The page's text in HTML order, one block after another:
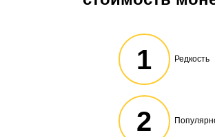
1 Редкость
2